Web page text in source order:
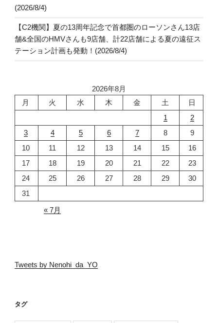
(2026/8/4)
【C2機関】夏の13周年記念で首都圏のローソンさん13店
舗&全国のHMVさんも9店舗、計22店舗による夏の遠征ス
テーション計画も発動！(2026/8/4)
2026年8月
月
火 水 木 金 土
日
1
2
3
4 5 6 7 8
9
10
11 12 13 14 15
16
17
18 19 20 21 22
23
24
25 26 27 28 29
30
31
« 7月
Tweets by Nenohi_da_YO
タグ